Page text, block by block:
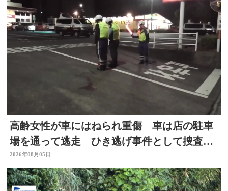
高齢女性が車にはねられ重傷 車は店の駐車
場を通って逃走 ひき逃げ事件として捜査
大分
2026年08月05日